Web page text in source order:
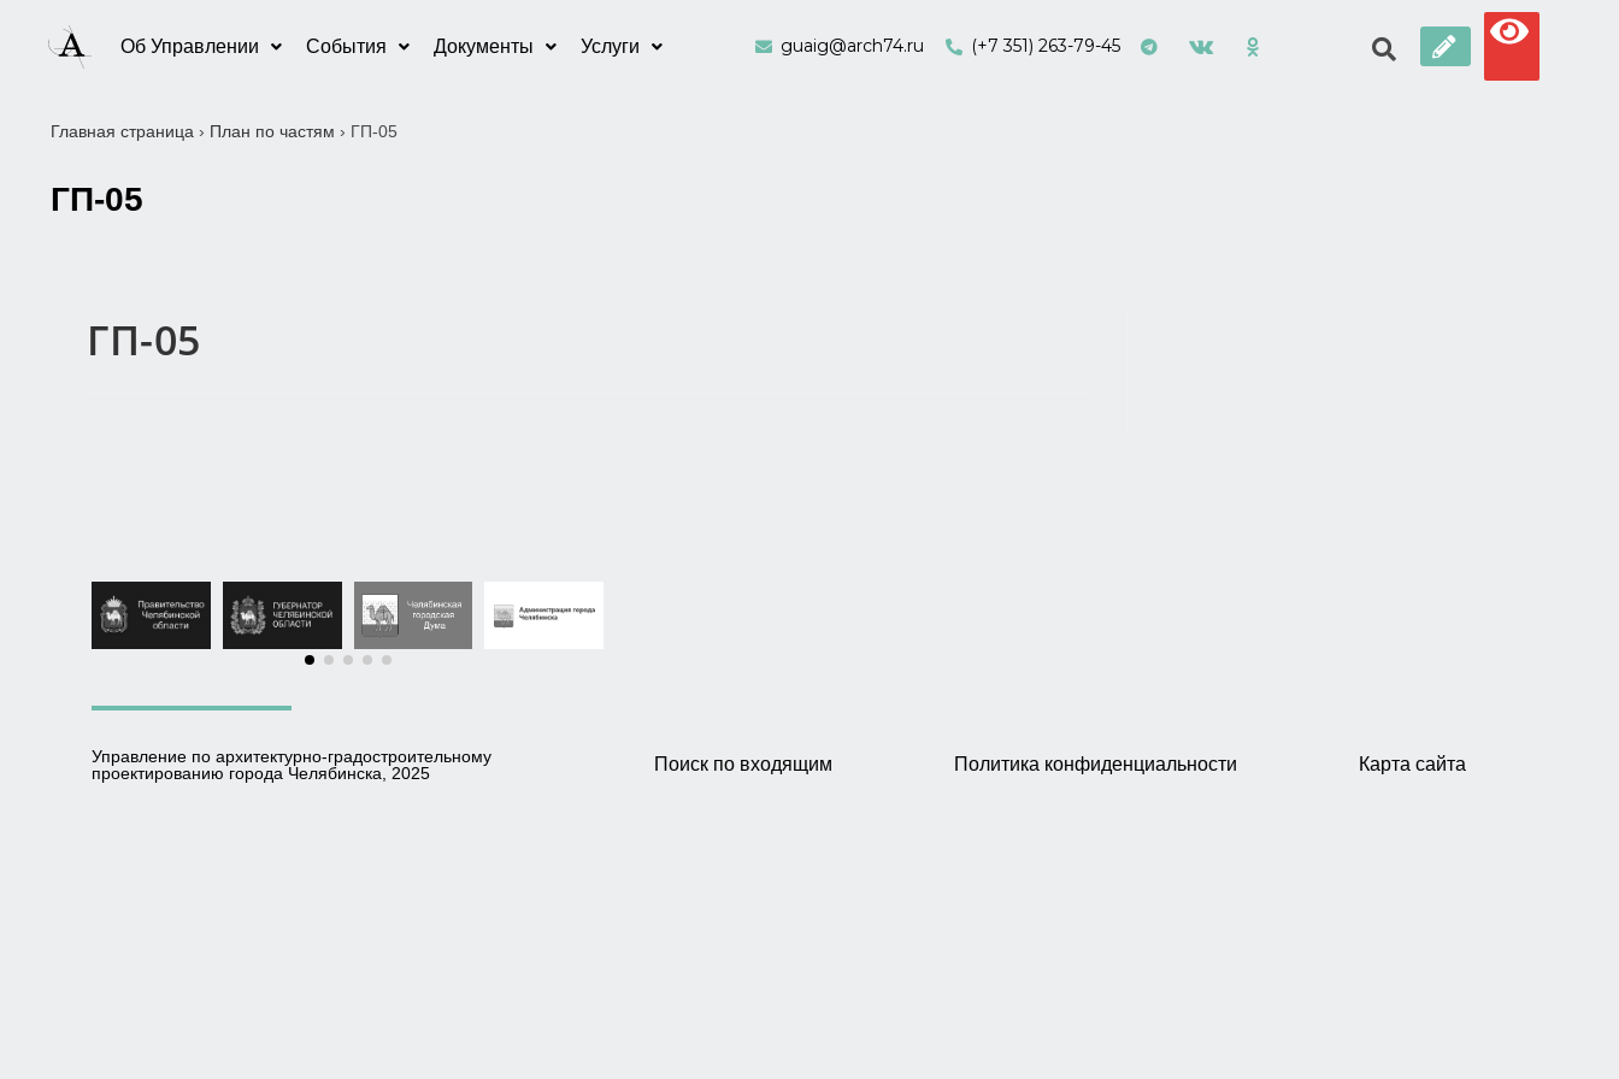
Об Управлении События Документы Услуги guaig@arch74.ru (+7 351) 263-79-45
Главная страница › План по частям › ГП-05
ГП-05
ГП-05
Управление по архитектурно-градостроительному
проектированию города Челябинска, 2025
Поиск по входящим Политика конфиденциальности Карта сайта